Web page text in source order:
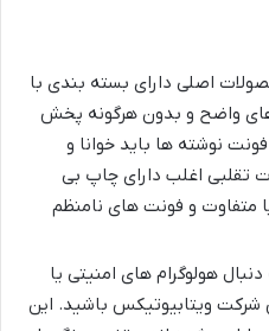
اصلی دارای بسته بندی با
واضح و بدون هرگونه پخش
نوشته ها باید خوانا و
اغلب دارای چاپ بی
متفاوت و فونت های نامنظم
دنبال هولوگرام های امنیتی یا
ویتابیوتیکس باشید. این